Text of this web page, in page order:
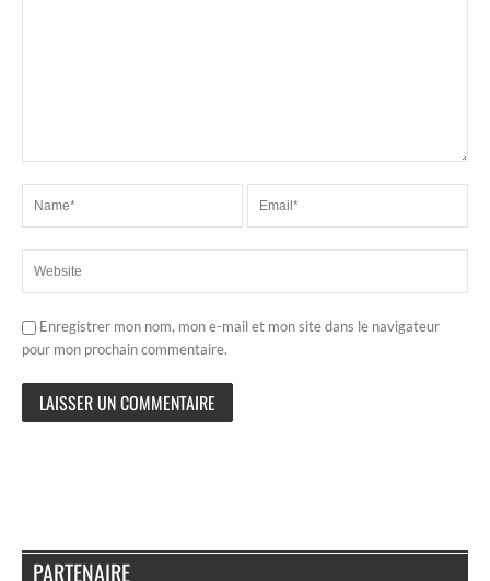
Enregistrer mon nom, mon e-mail et mon site dans le navigateur
pour mon prochain commentaire.
PARTENAIRE